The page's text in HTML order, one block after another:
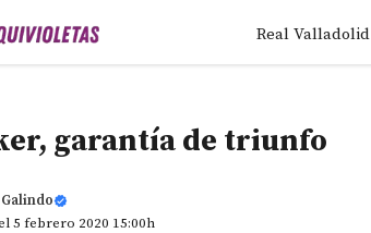
Real Valladolid
garantía de triunfo
5 febrero 2020 15:00h